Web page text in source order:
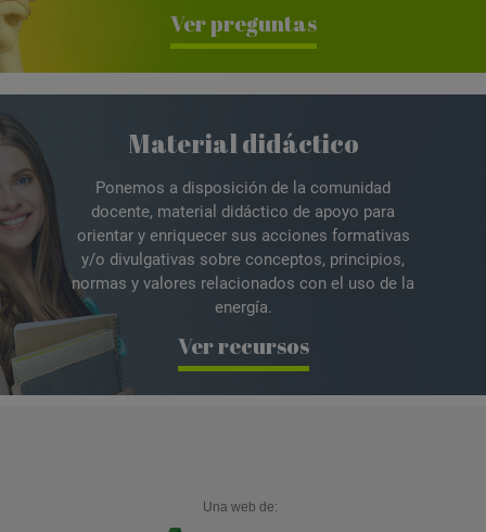
Ver preguntas
Material didáctico
Ponemos a disposición de la comunidad
docente, material didáctico de apoyo para
orientar y enriquecer sus acciones formativas
y/o divulgativas sobre conceptos, principios,
normas y valores relacionados con el uso de la
energía.
Ver recursos
Una web de: